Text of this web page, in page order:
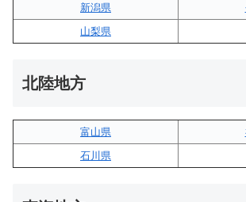
新潟県
山梨県
北陸地方
富山県
石川県